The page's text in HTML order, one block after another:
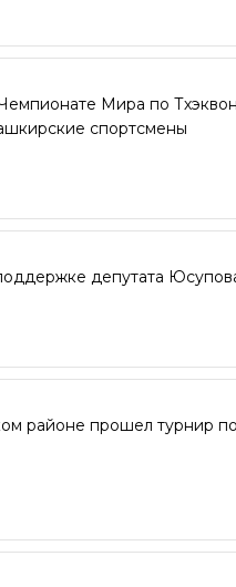
Мира по
спортсмены
депутата
районе прошел турнир